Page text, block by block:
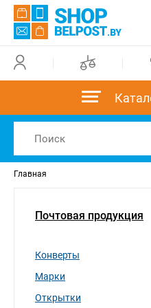
Главная
Почтовая продукция
Конверты
Марки
Открытки